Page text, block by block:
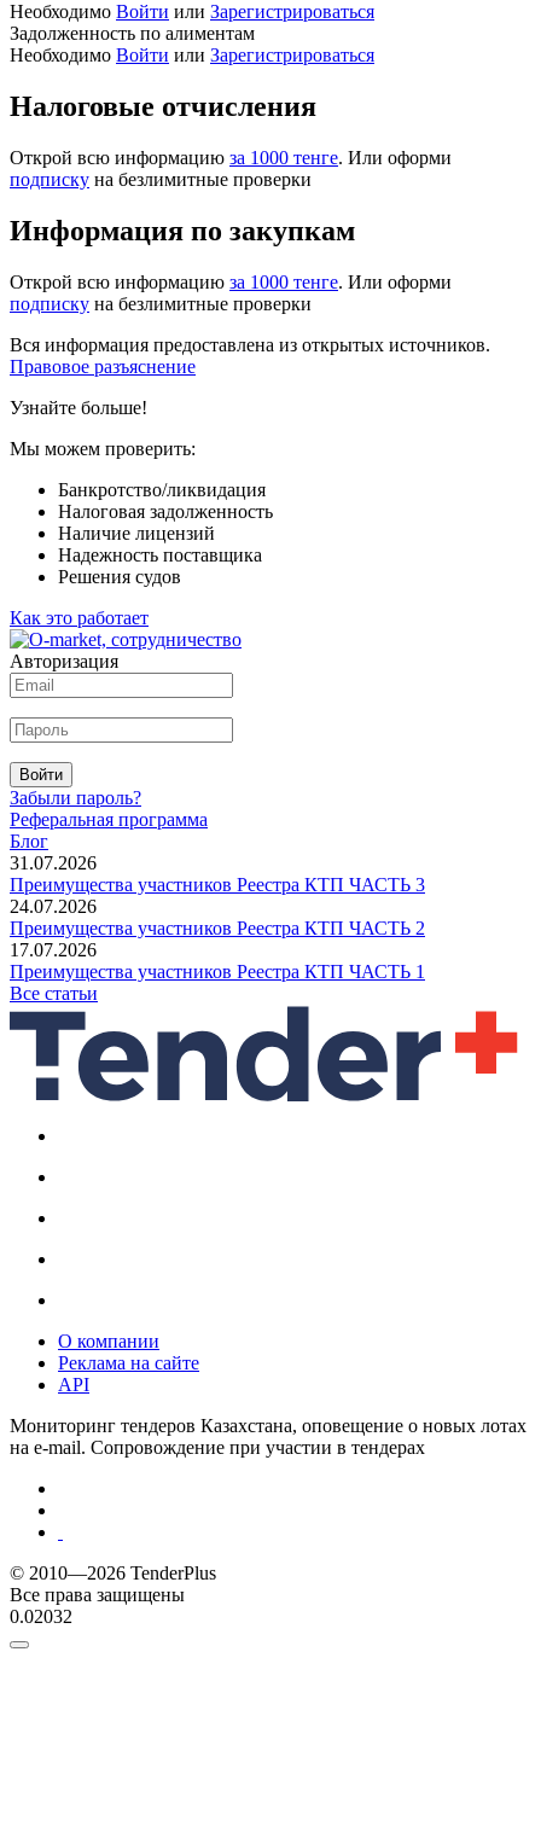
Необходимо Войти или Зарегистрироваться
Задолженность по алиментам
Необходимо Войти или Зарегистрироваться
Налоговые отчисления
Открой всю информацию за 1000 тенге. Или оформи
подписку на безлимитные проверки
Информация по закупкам
Открой всю информацию за 1000 тенге. Или оформи
подписку на безлимитные проверки
Вся информация предоставлена из открытых источников.
Правовое разъяснение
Узнайте больше!
Мы можем проверить:
Банкротство/ликвидация
Налоговая задолженность
Наличие лицензий
Надежность поставщика
Решения судов
Как это работает
Авторизация
Войти
Забыли пароль?
Реферальная программа
Блог
31.07.2026
Преимущества участников Реестра КТП ЧАСТЬ 3
24.07.2026
Преимущества участников Реестра КТП ЧАСТЬ 2
17.07.2026
Преимущества участников Реестра КТП ЧАСТЬ 1
Все статьи
О компании
Реклама на сайте
API
Мониторинг тендеров Казахстана, оповещение о новых лотах
на e-mail. Сопровождение при участии в тендерах
© 2010—2026 TenderPlus
Все права защищены
0.02032